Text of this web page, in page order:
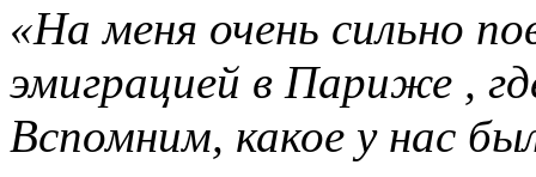
«На меня очень сильно
эмиграцией в Париже ,
Вспомним, какое у нас